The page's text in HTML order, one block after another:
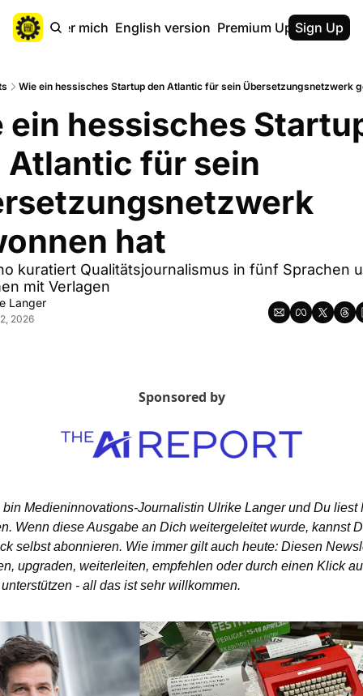
Über mich English version Premium Upgrade
Sign Up
Wie ein hessisches Startup den Atlantic für sein Übersetzungsnetzwerk
ein hessisches
Atlantic für sein
hat
kuratiert Qualitätsjournalismus in fünf Sprachen
mit Verlagen
Langer
2026
Sponsored by
Medieninnovations-Journalistin Ulrike Langer und Du liest
Wenn diese Ausgabe an Dich weitergeleitet wurde, kannst
selbst abonnieren. Wie immer gilt auch heute: Diesen
upgraden, weiterleiten, empfehlen oder durch einen Klick
- all das ist sehr willkommen.